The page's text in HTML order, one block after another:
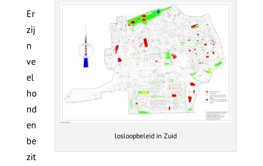
losloopbeleid in Zuid
Er
zij
n
ve
el
ho
nd
en
be
zit